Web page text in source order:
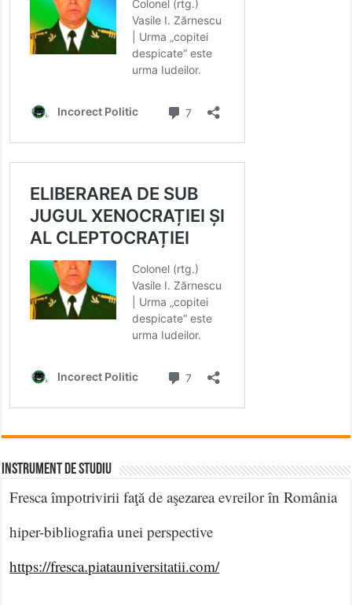
INSTRUMENT DE STUDIU
Fresca împotrivirii faţă de aşezarea evreilor în România
hiper-bibliografia unei perspective
https://fresca.piatauniversitatii.com/